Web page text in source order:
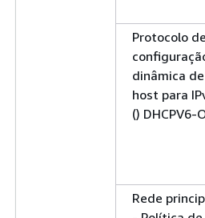
Protocolo de
dinâmica de
host para
() DHCPV6-
Rede